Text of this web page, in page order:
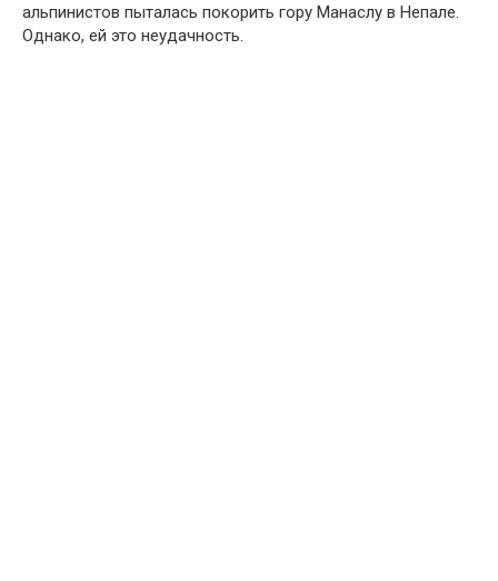
альпинистов пыталась покорить гору Манаслу в Непале.
Однако, ей это неудачность.